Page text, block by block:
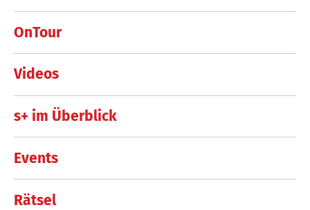
OnTour
Videos
s+ im Überblick
Events
Rätsel